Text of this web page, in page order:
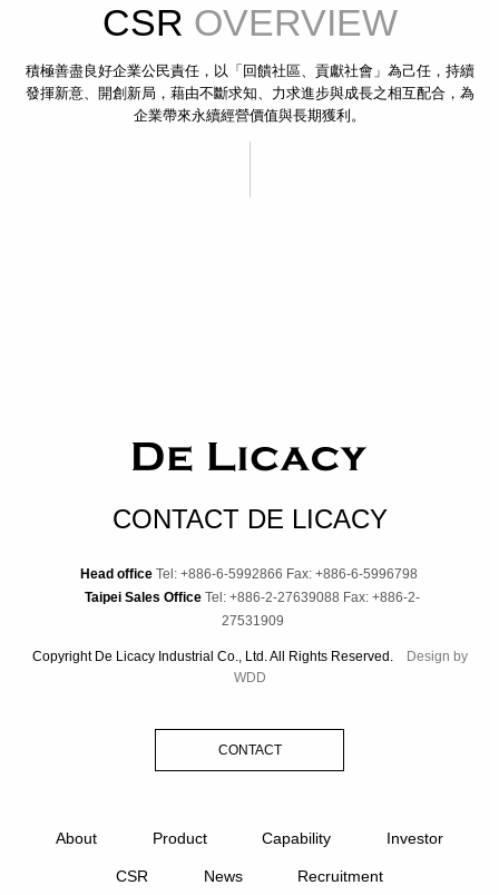
CSR OVERVIEW
積極善盡良好企業公民責任，以「回饋社區、貢獻社會」為己任，持續
發揮新意、開創新局，藉由不斷求知、力求進步與成長之相互配合，為
企業帶來永續經營價值與長期獲利。
CONTACT DE LICACY
Head office Tel: +886-6-5992866 Fax: +886-6-5996798
Taipei Sales Office Tel: +886-2-27639088 Fax: +886-2-
27531909
Copyright De Licacy Industrial Co., Ltd. All Rights Reserved.
Design by
WDD
CONTACT
About Product Capability Investor
CSR News Recruitment